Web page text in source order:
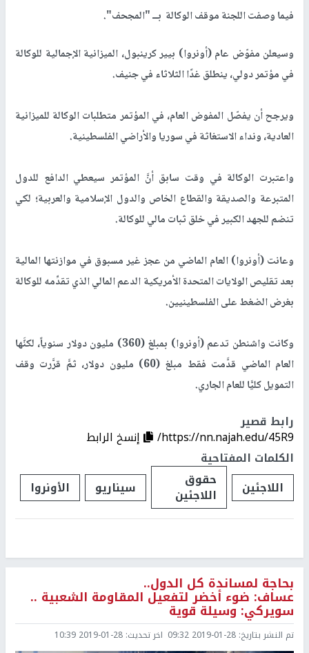
فيما وصفت اللجنة موقف الوكالة بــ "المجحف".
وسيعلن مفوّض عام (أونروا) بيير كرينبول، الميزانية الإجمالية للوكالة
في مؤتمر دولي، ينطلق غدًا الثلاثاء في جنيف.
ويرجح أن يفصّل المفوض العام، في المؤتمر متطلبات الوكالة للميزانية
العادية، ونداء الاستغاثة في سوريا والأراضي الفلسطينية.
واعتبرت الوكالة في وقت سابق أنَّ المؤتمر سيعطي الدافع للدول
المتبرعة والصديقة والقطاع الخاص والدول الإسلامية والعربية؛ لكي
تنضم للجهد الكبير في خلق ثبات مالي للوكالة.
وعانت (أونروا) العام الماضي من عجز غير مسبوق في موازنتها المالية
بعد تقليص الولايات المتحدة الأمريكية الدعم المالي الذي تقدِّمه للوكالة
بغرض الضغط على الفلسطينيين.
وكانت واشنطن تدعم (أونروا) بمبلغ (360) مليون دولار سنوياً، لكنَّها
العام الماضي قدَّمت فقط مبلغ (60) مليون دولار، ثمَّ قرَّرت وقف
التمويل كليًّا للعام الجاري.
رابط قصير
https://nn.najah.edu/45R9/
إنسخ الرابط
الكلمات المفتاحية
اللاجئين
حقوق
اللاجئين سيناريو الأونروا
بحاجة لمساندة كل الدول..
عساف: ضوء أخضر لتفعيل المقاومة الشعبية ..
سويركي: وسيلة قوية
تم النشر بتاريخ: 2019-01-28 09:32 اخر تحديث: 2019-01-28 10:39